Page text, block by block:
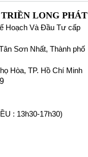
LONG PHÁT
Hoạch Và Đầu Tư cấp
Sơn Nhất, Thành phố
Hòa, TP. Hồ Chí Minh
: 13h30-17h30)